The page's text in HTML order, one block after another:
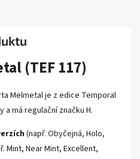
(TEF 117)
Melmetal je z edice Temporal
a má regulační značku H.
(např. Obyčejná, Holo,
Mint, Near Mint, Excellent,